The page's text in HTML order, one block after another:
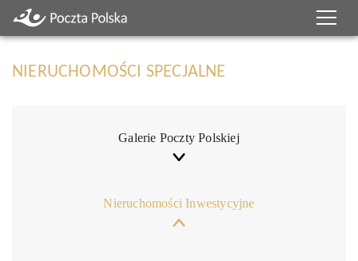
NIERUCHOMOŚCI SPECJALNE
Galerie Poczty Polskiej
Nieruchomości Inwestycyjne